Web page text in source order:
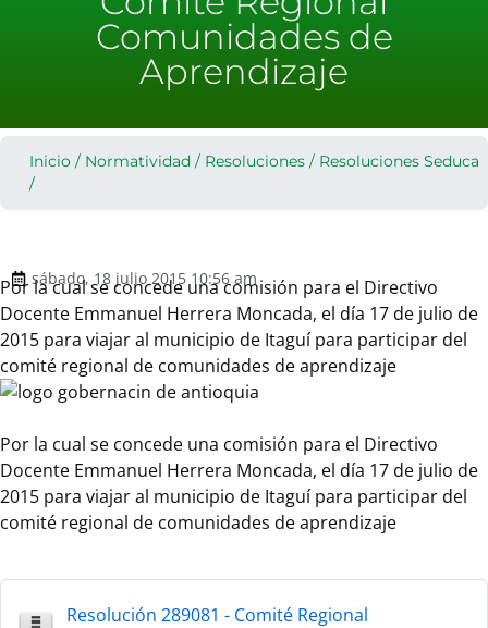
Comunidades de
Aprendizaje
Inicio / Normatividad / Resoluciones / Resoluciones Seduca
/
sábado, 18 julio 2015 10:56 am
Por la cual se concede una comisión para el Directivo
Docente Emmanuel Herrera Moncada, el día 17 de julio de
2015 para viajar al municipio de Itaguí para participar del
comité regional de comunidades de aprendizaje
Por la cual se concede una comisión para el Directivo
Docente Emmanuel Herrera Moncada, el día 17 de julio de
2015 para viajar al municipio de Itaguí para participar del
comité regional de comunidades de aprendizaje
Resolución 289081 - Comité Regional